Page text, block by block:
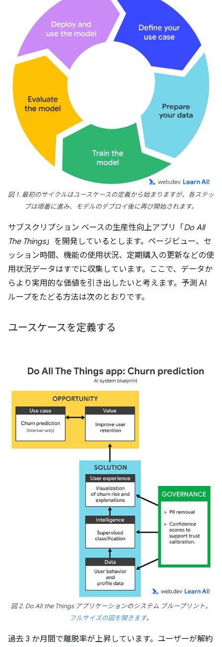
図 1. 最初のサイクルはユースケースの定義から始まりますが、各ステッ
プは順番に進み、モデルのデプロイ後に再び開始されます。
サブスクリプション ベースの生産性向上アプリ「 Do All
The Things」を開発しているとします。ページビュー、セ
ッション時間、機能の使用状況、定期購入の更新などの使
用状況データはすでに収集しています。ここで、データか
らより実用的な価値を引き出したいと考えます。予測 AI
ループをたどる方法は次のとおりです。
ユースケースを定義する
図 2. Do All the Thingsアプリケーションのシステム ブループリント。
フルサイズの図を開きます。
過去 3 か月間で離脱率が上昇しています。ユーザーが解約